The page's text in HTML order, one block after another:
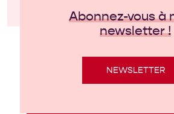
Abonnez-vous à
newsletter !
NEWSLETTER